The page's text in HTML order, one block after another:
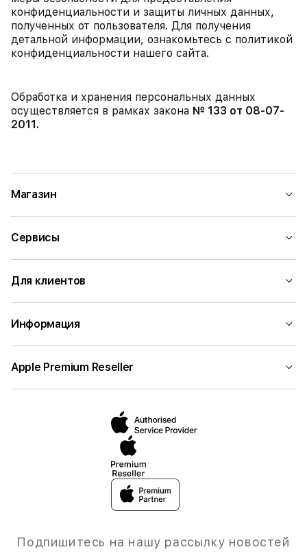
конфиденциальности и защиты личных данных,
полученных от пользователя. Для получения
детальной информации, ознакомьтесь с политикой
конфиденциальности нашего сайта.
Обработка и хранения персональных данных
осуществляется в рамках закона № 133 от 08-07-
2011.
Магазин
Сервисы
Для клиентов
Информация
Apple Premium Reseller
Подпишитесь на нашу рассылку новостей